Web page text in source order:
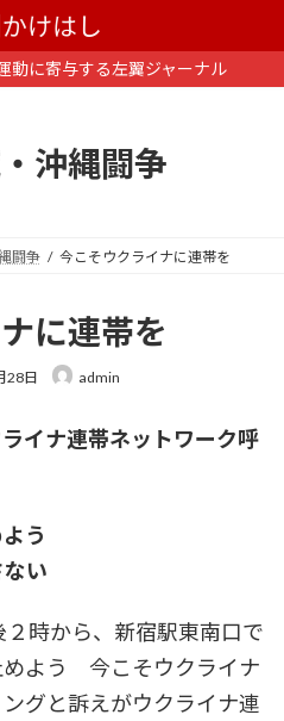
動に寄与する左翼ジャーナル
沖縄闘争
闘争 今こそウクライナに連帯を
に連帯を
28日 admin
イナ連帯ネットワーク呼
う
い
時から、新宿駅東南口で
めよう 今こそウクライナ
グと訴えがウクライナ連